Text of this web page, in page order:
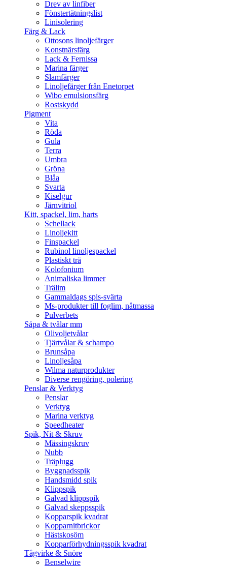
Drev av linfiber
Fönstertätningslist
Linisolering
Färg & Lack
Ottosons linoljefärger
Konstnärsfärg
Lack & Fernissa
Marina färger
Slamfärger
Linoljefärger från Enetorpet
Wibo emulsionsfärg
Rostskydd
Pigment
Vita
Röda
Gula
Terra
Umbra
Gröna
Blåa
Svarta
Kiselgur
Järnvitriol
Kitt, spackel, lim, harts
Schellack
Linoljekitt
Finspackel
Rubinol linoljespackel
Plastiskt trä
Kolofonium
Animaliska limmer
Trälim
Gammaldags spis-svärta
Ms-produkter till foglim, nåtmassa
Pulverbets
Såpa & tvålar mm
Olivoljetvålar
Tjärtvålar & schampo
Brunsåpa
Linoljesåpa
Wilma naturprodukter
Diverse rengöring, polering
Penslar & Verktyg
Penslar
Verktyg
Marina verktyg
Speedheater
Spik, Nit & Skruv
Mässingskruv
Nubb
Träplugg
Byggnadsspik
Handsmidd spik
Klippspik
Galvad klippspik
Galvad skeppsspik
Kopparspik kvadrat
Kopparnitbrickor
Hästskosöm
Kopparförhydningsspik kvadrat
Tågvirke & Snöre
Benselwire